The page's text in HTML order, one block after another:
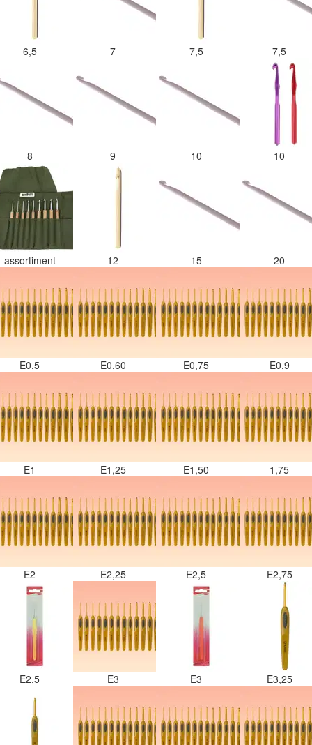
6,5 7 7,5 7,5
8 9 10 10
assortiment 12 15 20
E0,5 E0,60 E0,75 E0,9
E1 E1,25 E1,50 1,75
E2 E2,25 E2,5 E2,75
E2,5 E3 E3 E3,25